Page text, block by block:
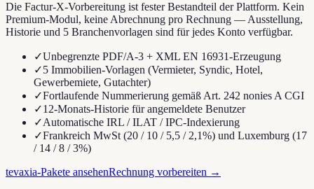
Die Factur-X-Vorbereitung ist fester Bestandteil der Plattform. Kein
Premium-Modul, keine Abrechnung pro Rechnung — Ausstellung,
Historie und 5 Branchenvorlagen sind für jedes Konto verfügbar.
✓Unbegrenzte PDF/A-3 + XML EN 16931-Erzeugung
✓5 Immobilien-Vorlagen (Vermieter, Syndic, Hotel,
Gewerbemiete, Gutachter)
✓Fortlaufende Nummerierung gemäß Art. 242 nonies A CGI
✓12-Monats-Historie für angemeldete Benutzer
✓Automatische IRL / ILAT / IPC-Indexierung
✓Frankreich MwSt (20 / 10 / 5,5 / 2,1%) und Luxemburg (17
/ 14 / 8 / 3%)
tevaxia-Pakete ansehenRechnung vorbereiten →